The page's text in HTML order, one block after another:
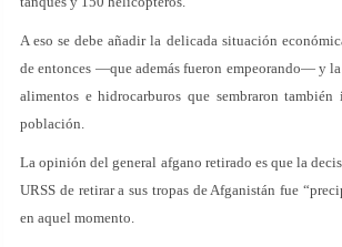
A eso se debe añadir la delicada situación
de entonces —que además fueron empeorando— y
alimentos e hidrocarburos que sembraron
población.
La opinión del general afgano retirado es que la
URSS de retirar a sus tropas de Afganistán fue
en aquel momento.